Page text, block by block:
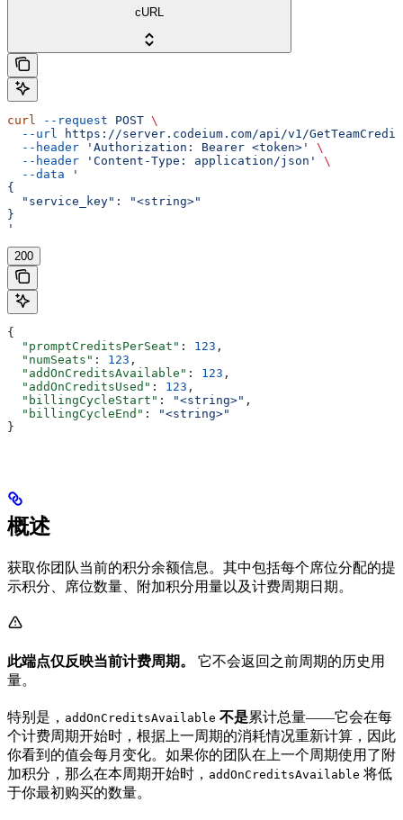
cURL
curl --request POST \
  --url
https://server.codeium.com/api/v1/
  --header
'Authorization: Bearer <token>'
\
  --header
'Content-Type: application/json'
\
  --data
'
{
  "service_key": "<string>"
}
'
200
{
  "promptCreditsPerSeat"
: 123 ,
  "numSeats"
: 123 ,
  "addOnCreditsAvailable"
: 123 ,
  "addOnCreditsUsed"
: 123 ,
  "billingCycleStart"
: "<string>" ,
  "billingCycleEnd"
:
"<string>"
}
概述
获取你团队当前的积分余额信息。其中包括每个席位分配的提
示积分、席位数量、附加积分用量以及计费周期日期。
此端点仅反映当前计费周期。
它不会返回之前周期的历史用
量。
特别是， addOnCreditsAvailable 不是累计总量——它会在每
个计费周期开始时，根据上一周期的消耗情况重新计算，因此
你看到的值会每月变化。如果你的团队在上一个周期使用了附
加积分，那么在本周期开始时， addOnCreditsAvailable 将低
于你最初购买的数量。